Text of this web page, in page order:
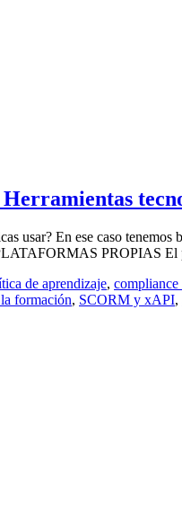
usar? En ese caso
PROPIAS El
de aprendizaje,
formación, SCORM y xAPI,